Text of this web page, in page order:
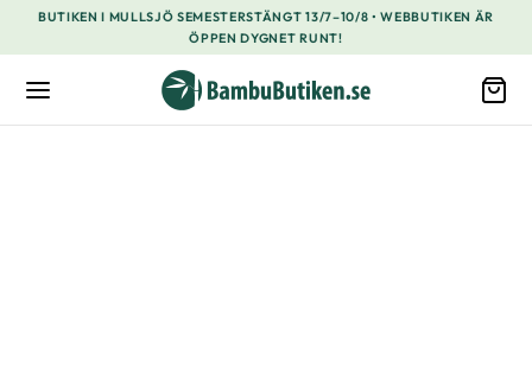
BUTIKEN I MULLSJÖ SEMESTERSTÄNGT 13/7–10/8 • WEBBUTIKEN ÄR
ÖPPEN DYGNET RUNT!